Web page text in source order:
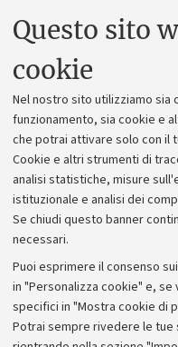
Questo sito
cookie
Nel nostro sito utilizziamo sia
funzionamento, sia cookie e
che potrai attivare solo con il
Cookie e altri strumenti di
analisi statistiche, misure
istituzionale e analisi dei
Se chiudi questo banner
necessari.
Puoi esprimere il consenso
in "Personalizza cookie" e,
specifici in "Mostra cookie di
Potrai sempre rivedere le
Bandi,